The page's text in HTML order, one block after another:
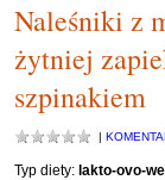
Naleśniki z
żytniej
szpinakiem
|
Typ diety: lakto-ovo-